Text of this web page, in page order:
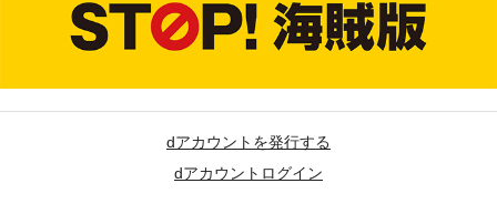
dアカウントを発行する
dアカウントログイン